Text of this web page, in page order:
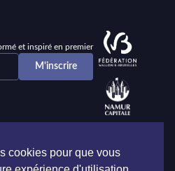
et inspiré en premier
cookies pour que vous